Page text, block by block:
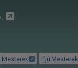
Mesterek Ifjú Mesterek